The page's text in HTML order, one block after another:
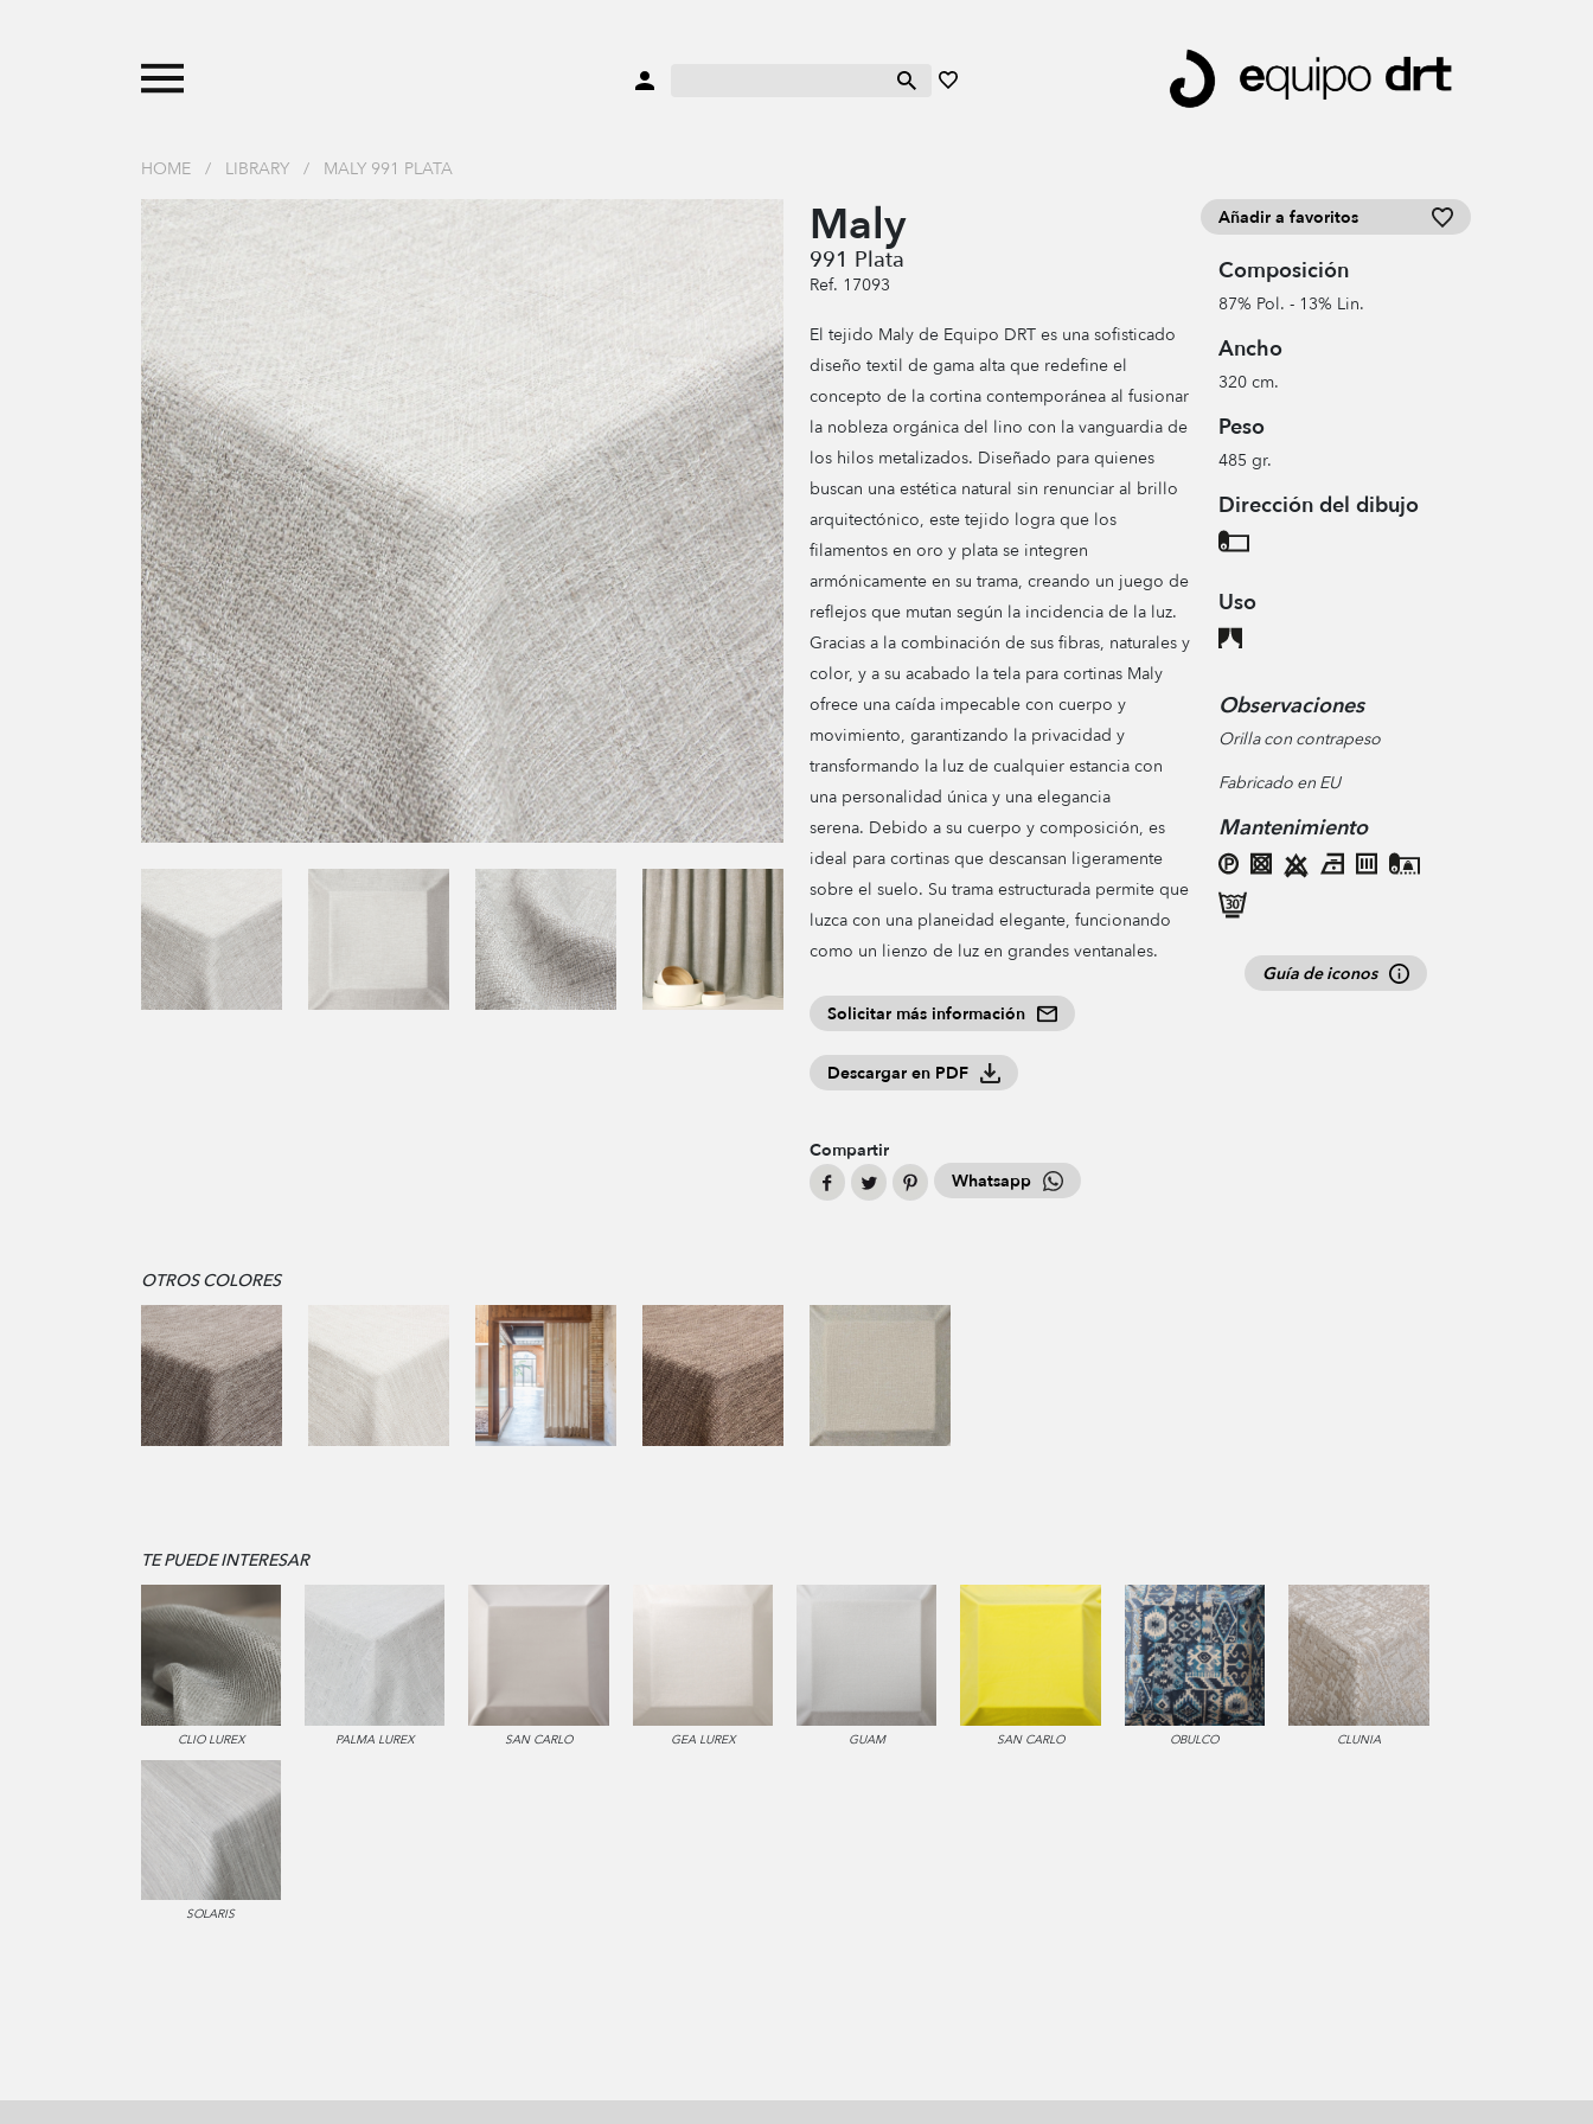
HOME / LIBRARY / MALY 991 PLATA
Maly
991 Plata
Ref. 17093
El tejido Maly de Equipo DRT es una sofisticado
diseño textil de gama alta que redefine el
concepto de la cortina contemporánea al fusionar
la nobleza orgánica del lino con la vanguardia de
los hilos metalizados. Diseñado para quienes
buscan una estética natural sin renunciar al brillo
arquitectónico, este tejido logra que los
filamentos en oro y plata se integren
armónicamente en su trama, creando un juego de
reflejos que mutan según la incidencia de la luz.
Gracias a la combinación de sus fibras, naturales y
color, y a su acabado la tela para cortinas Maly
ofrece una caída impecable con cuerpo y
movimiento, garantizando la privacidad y
transformando la luz de cualquier estancia con
una personalidad única y una elegancia
serena. Debido a su cuerpo y composición, es
ideal para cortinas que descansan ligeramente
sobre el suelo. Su trama estructurada permite que
luzca con una planeidad elegante, funcionando
como un lienzo de luz en grandes ventanales.
Solicitar más información
Descargar en PDF
Compartir
Whatsapp
Añadir a favoritos
Composición
87% Pol. - 13% Lin.
Ancho
320 cm.
Peso
485 gr.
Dirección del dibujo
Uso
Observaciones
Orilla con contrapeso
Fabricado en EU
Mantenimiento
Guía de iconos
OTROS COLORES
TE PUEDE INTERESAR
CLIO LUREX PALMA LUREX SAN CARLO GEA LUREX GUAM SAN CARLO OBULCO CLUNIA
SOLARIS